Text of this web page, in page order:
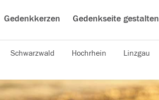
Gedenkkerzen Gedenkseite gestalten
Schwarzwald Hochrhein Linzgau